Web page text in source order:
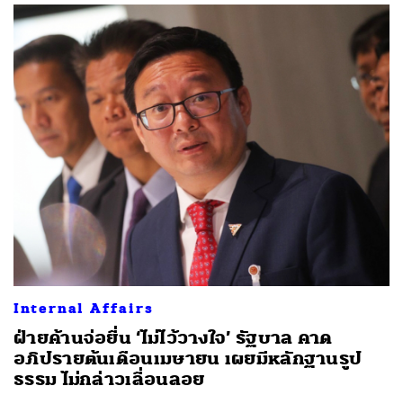
Internal Affairs
ฝ่ายค้านจ่อยื่น ‘ไม่ไว้วางใจ’ รัฐบาล คาด
อภิปรายต้นเดือนเมษายน เผยมีหลักฐานรูป
ธรรม ไม่กล่าวเลื่อนลอย